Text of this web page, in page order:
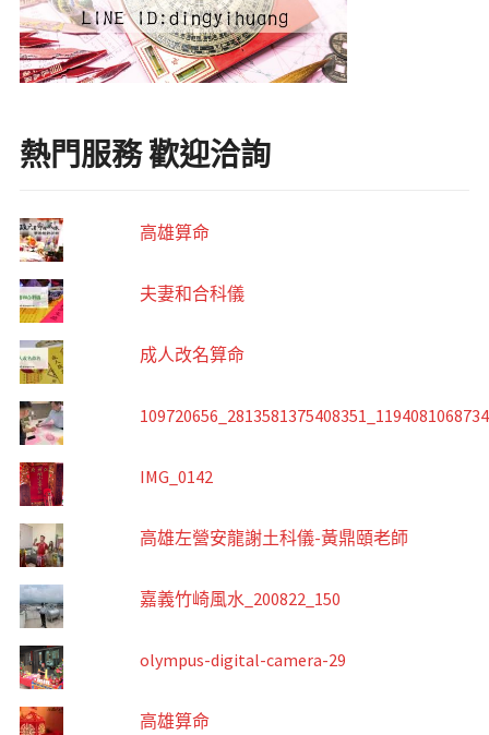
熱門服務 歡迎洽詢
高雄算命
夫妻和合科儀
成人改名算命
IMG_0142
高雄左營安龍謝土科儀-黃鼎頤老師
嘉義竹崎風水_200822_150
olympus-digital-camera-29
高雄算命